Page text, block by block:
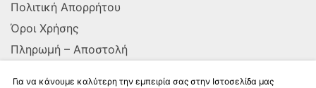
Πολιτική Απορρήτου
Όροι Χρήσης
Πληρωμή – Αποστολή
Για να κάνουμε καλύτερη την εμπειρία σας στην Ιστοσελίδα μας